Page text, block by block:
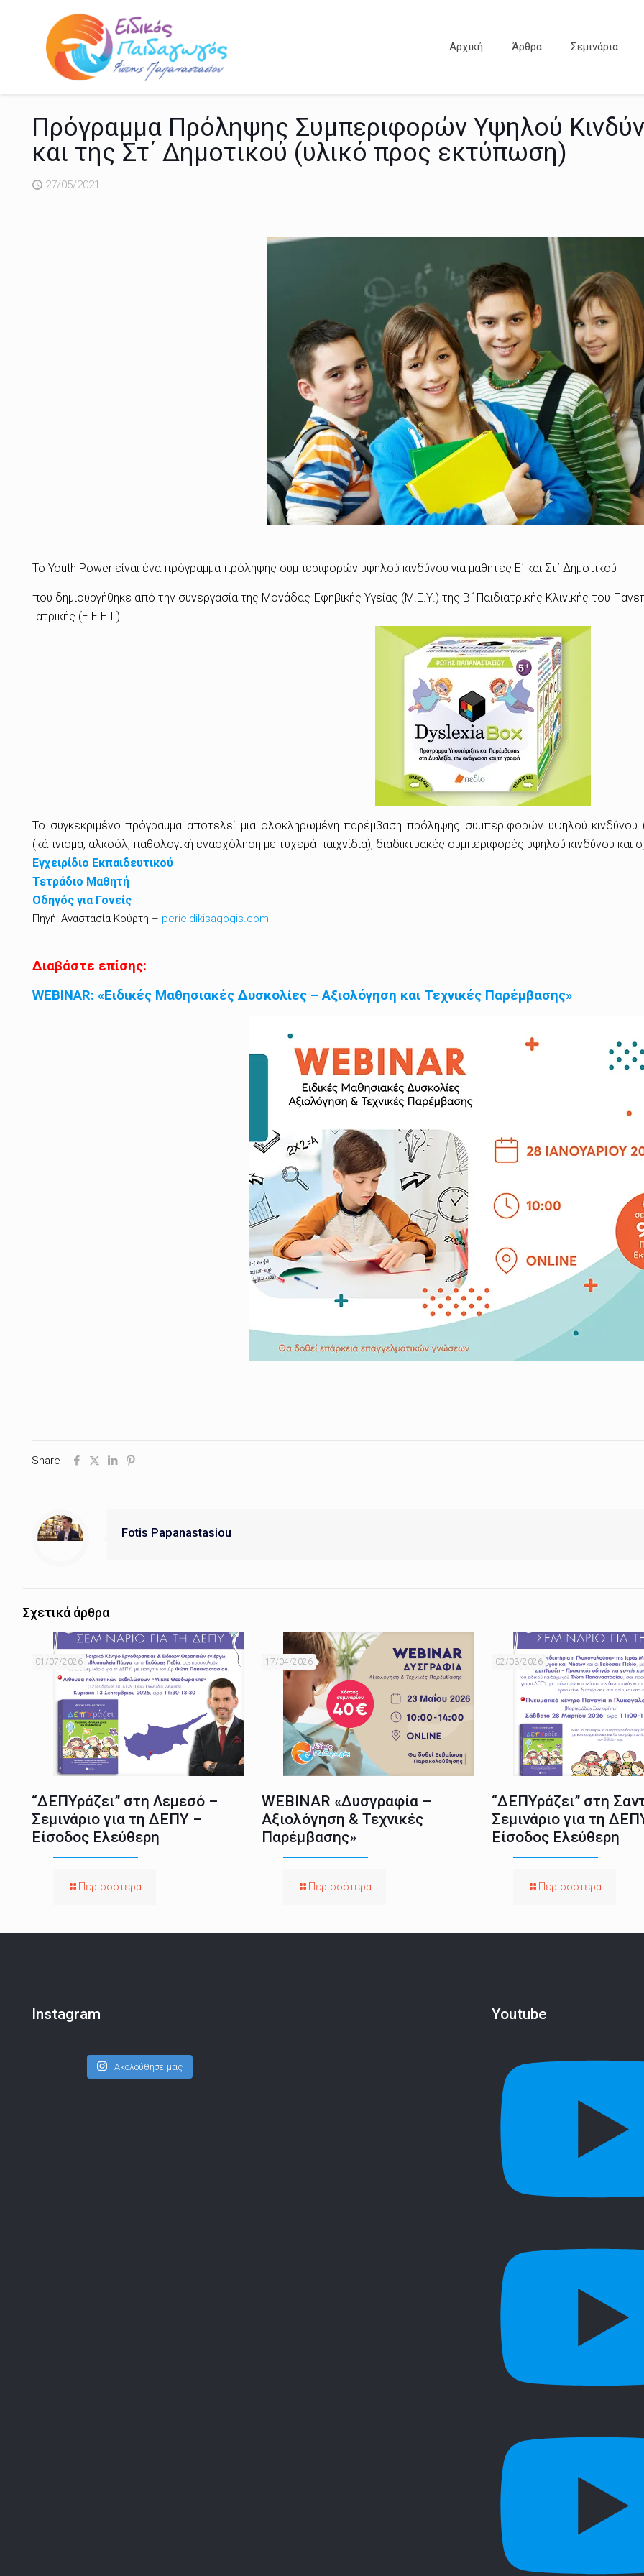
Αρχική Άρθρα Σεμινάρια
Πρόγραμμα Πρόληψης Συμπεριφορών Υψηλού
και της Στ΄ Δημοτικού (υλικό προς εκτύπωση)
27/05/2021
Το Youth Power είναι ένα πρόγραμμα πρόληψης συμπεριφορών υψηλού κινδύνου για μαθητές Ε΄ και Στ΄ Δημοτικού
που δημιουργήθηκε από την συνεργασία της Μονάδας Εφηβικής Υγείας (Μ.Ε.Υ.) της Β ́ Παιδιατρικής Κλινικής του
Ιατρικής (Ε.Ε.Ε.Ι.).
Το συγκεκριμένο πρόγραμμα αποτελεί μια ολοκληρωμένη παρέμβαση πρόληψης συμπεριφορών υψηλού κινδύνου
(κάπνισμα, αλκοόλ, παθολογική ενασχόληση με τυχερά παιχνίδια), διαδικτυακές συμπεριφορές υψηλού κινδύνου και
Εγχειρίδιο Εκπαιδευτικού
Τετράδιο Μαθητή
Οδηγός για Γονείς
Πηγή: Αναστασία Κούρτη – perieidikisagogis.com
Διαβάστε επίσης:
WEBINAR: «Ειδικές Μαθησιακές Δυσκολίες – Αξιολόγηση και Τεχνικές Παρέμβασης»
Share
Fotis Papanastasiou
Σχετικά άρθρα
01/07/2026
“ΔΕΠΥράζει” στη Λεμεσό –
Σεμινάριο για τη ΔΕΠΥ –
Είσοδος Ελεύθερη
Περισσότερα
17/04/2026
WEBINAR «Δυσγραφία –
Αξιολόγηση & Τεχνικές
Παρέμβασης»
Περισσότερα
02/03/2026
“ΔΕΠΥράζει” στη
Σεμινάριο για τη
Είσοδος Ελεύθερη
Περισσότερα
Instagram
Ακολούθησε μας
Youtube